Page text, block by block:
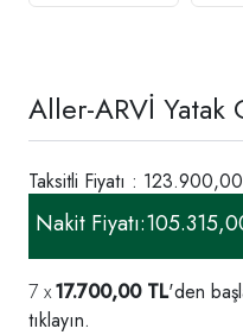
Aller-ARVİ Yatak
Taksitli Fiyatı :
Nakit Fiyatı:
17.700,00 TL'den
tıklayın.